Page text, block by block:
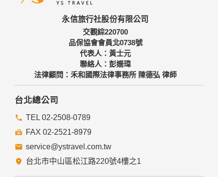
永信旅行社股份有限公司
交觀綜220700
品保協會會員北0738號
代表人：黃士元
聯絡人：彭姍瑋
法律顧問：禾和國際法律事務所 陳德弘 律師
台北總公司
TEL 02-2508-0789
FAX 02-2521-8979
service@ystravel.com.tw
台北市中山區松江路220號4樓之1